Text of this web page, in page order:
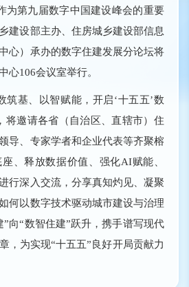
为第九届数字中国建设峰会的重要
建设部主办、住房城乡建设部信息
心）承办的数字住建发展分论坛将
心106会议室举行。
筑基、以智赋能，开启‘十五五’数
将邀请各省（自治区、直辖市）住
导、专家学者和企业代表等齐聚榕
、释放数据价值、强化AI赋能、
行深入交流，分享真知灼见、凝聚
何以数字技术驱动城市建设与治理
向“数智住建”跃升，携手谱写现代
，为实现“十五五”良好开局贡献力